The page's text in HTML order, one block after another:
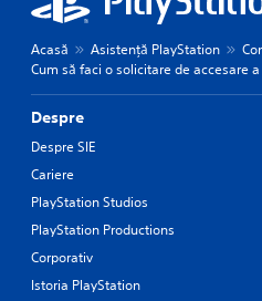
Acasă Asistență PlayStation
Cum să faci o solicitare de accesare
Despre
Despre SIE
Cariere
PlayStation Studios
PlayStation Productions
Corporativ
Istoria PlayStation